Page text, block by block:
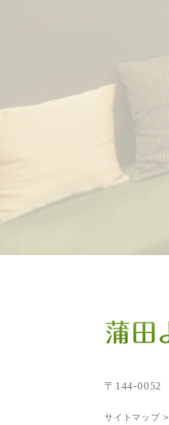
〒144-0052
サイトマップ >